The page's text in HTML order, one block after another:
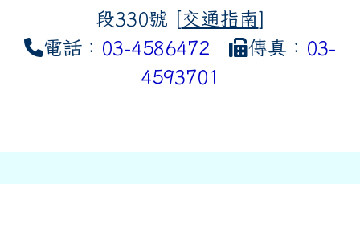
段330號 [交通指南]
電話： 03-4586472 傳真： 03-
4593701